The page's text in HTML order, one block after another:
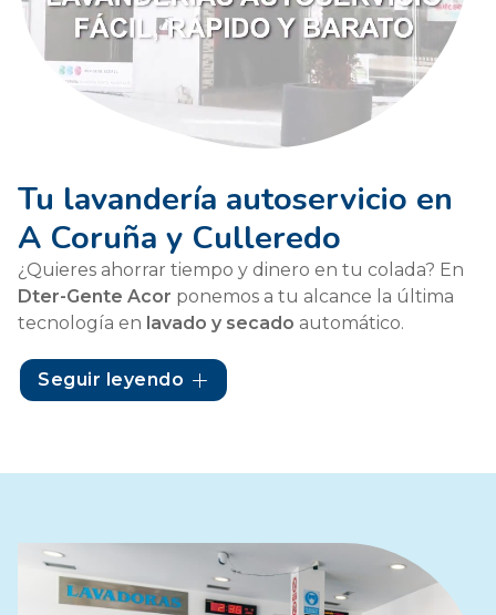
Tu lavandería autoservicio en
A Coruña y Culleredo
¿Quieres ahorrar tiempo y dinero en tu colada? En
Dter-Gente Acor ponemos a tu alcance la última
tecnología en lavado y secado automático.
Nuestras lavanderías autoservicio en
Culleredoson la solución perfecta para quienes
trabajamos siempre con el objetivo de satisfacer las
Contacta con nosotros y descubre cómo hacer tu
colada de un modo más limpio, económico y rápido.
Seguir leyendo